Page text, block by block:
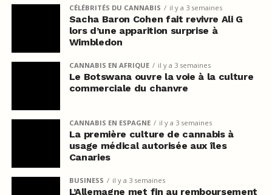
CÉLÉBRITÉS DU CANNABIS il y a 3 semaines
Sacha Baron Cohen fait revivre Ali G
lors d’une apparition surprise à
Wimbledon
CANNABIS EN AFRIQUE il y a 3 semaines
Le Botswana ouvre la voie à la culture
commerciale du chanvre
CANNABIS EN ESPAGNE il y a 3 semaines
La première culture de cannabis à
usage médical autorisée aux îles
Canaries
BUSINESS il y a 3 semaines
L’Allemagne met fin au remboursement